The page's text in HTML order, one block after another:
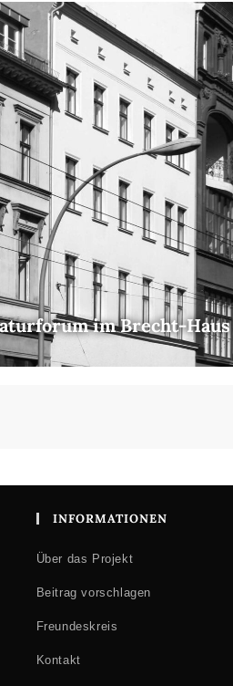
im Brecht-Haus
INFORMATIONEN
Über das Projekt
Beitrag vorschlagen
Freundeskreis
Kontakt